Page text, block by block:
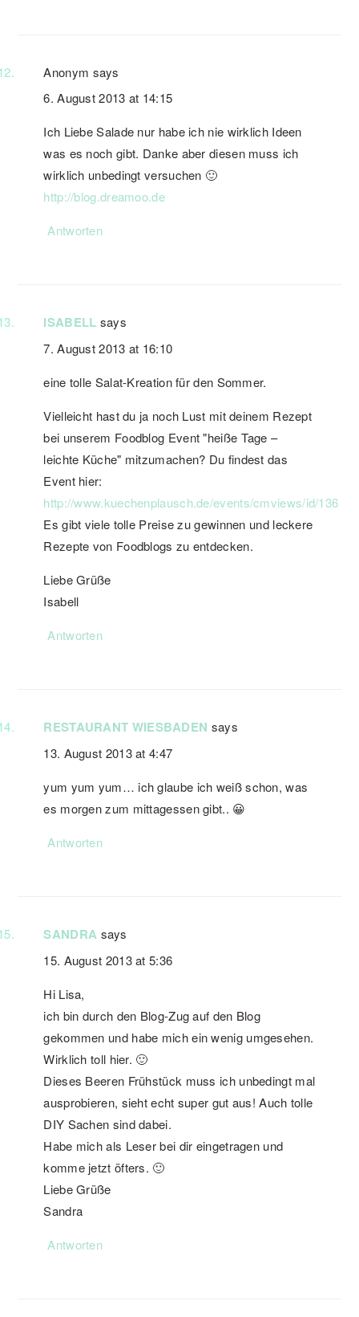
Anonym says
6. August 2013 at 14:15
Ich Liebe Salade nur habe ich nie wirklich Ideen
was es noch gibt. Danke aber diesen muss ich
wirklich unbedingt versuchen 🙂
http://blog.dreamoo.de
Antworten
ISABELL says
7. August 2013 at 16:10
eine tolle Salat-Kreation für den Sommer.
Vielleicht hast du ja noch Lust mit deinem Rezept
bei unserem Foodblog Event "heiße Tage –
leichte Küche" mitzumachen? Du findest das
Event hier:
http://www.kuechenplausch.de/events/cmviews/id/136
Es gibt viele tolle Preise zu gewinnen und leckere
Rezepte von Foodblogs zu entdecken.
Liebe Grüße
Isabell
Antworten
RESTAURANT WIESBADEN says
13. August 2013 at 4:47
yum yum yum… ich glaube ich weiß schon, was
es morgen zum mittagessen gibt.. 😀
Antworten
SANDRA says
15. August 2013 at 5:36
Hi Lisa,
ich bin durch den Blog-Zug auf den Blog
gekommen und habe mich ein wenig umgesehen.
Wirklich toll hier. 🙂
Dieses Beeren Frühstück muss ich unbedingt mal
ausprobieren, sieht echt super gut aus! Auch tolle
DIY Sachen sind dabei.
Habe mich als Leser bei dir eingetragen und
komme jetzt öfters. 🙂
Liebe Grüße
Sandra
Antworten